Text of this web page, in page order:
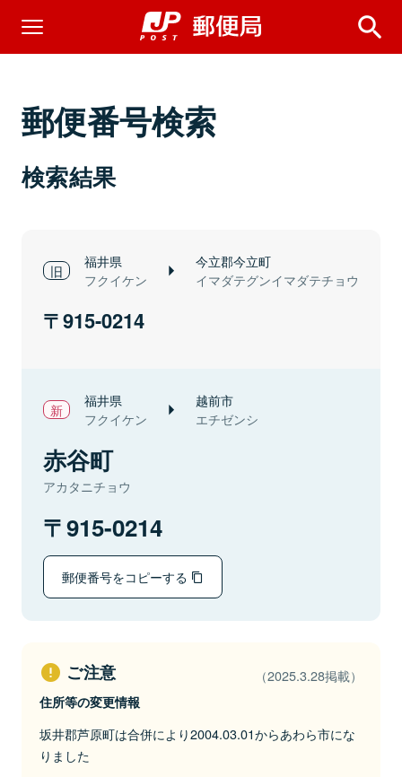
郵便番号検索
検索結果
福井県
フクイケン
今立郡今立町
イマダテグンイマダテチョウ
915-0214
福井県
フクイケン
越前市
エチゼンシ
赤谷町
アカタニチョウ
915-0214
郵便番号をコピーする
ご注意 （2025.3.28掲載）
住所等の変更情報
坂井郡芦原町は合併により2004.03.01からあわら市にな
りました